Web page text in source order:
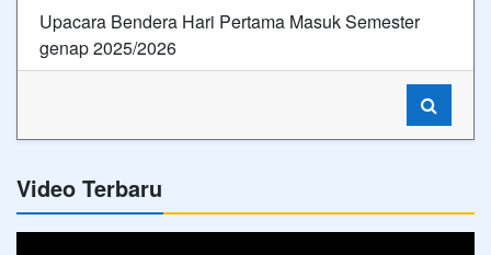
Upacara Bendera Hari Pertama Masuk Semester
genap 2025/2026
Video Terbaru